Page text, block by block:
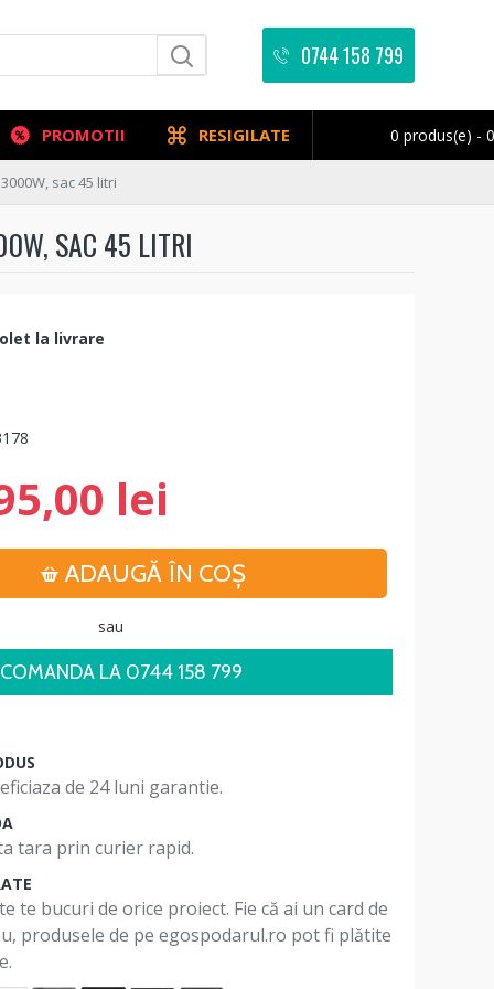
0744 158 799
PROMOTII RESIGILATE 0 produs(e) -
sac 45 litri
SAC 45 LITRI
lei
ADAUGĂ ÎN COŞ
la livrare
sau
COMANDA LA 0744 158 799
de 24 luni garantie.
tara prin curier rapid.
te bucuri de orice proiect. Fie că ai un card de
produsele de pe egospodarul.ro pot fi plătite